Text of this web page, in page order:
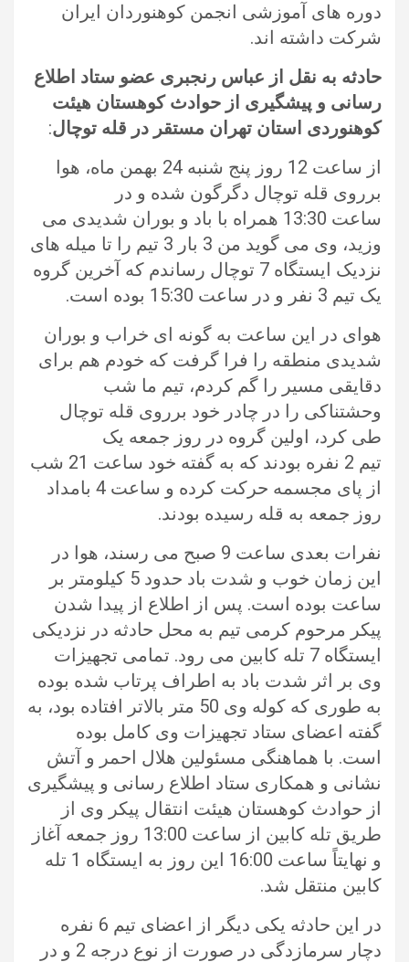
دوره های آموزشی انجمن کوهنوردان ایران
شرکت داشته اند.
حادثه به نقل از عباس رنجبری عضو ستاد اطلاع
رسانی و پیشگیری از حوادث کوهستان هیئت
کوهنوردی استان تهران مستقر در قله توچال:
از ساعت 12 روز پنج شنبه 24 بهمن ماه، هوا
برروی قله توچال دگرگون شده و در
ساعت 13:30 همراه با باد و بوران شدیدی می
وزید، وی می گوید من 3 بار 3 تیم را تا میله های
نزدیک ایستگاه 7 توچال رساندم که آخرین گروه
یک تیم 3 نفر و در ساعت 15:30 بوده است.
هوای در این ساعت به گونه ای خراب و بوران
شدیدی منطقه را فرا گرفت که خودم هم برای
دقایقی مسیر را گم کردم، تیم ما شب
وحشتناکی را در چادر خود برروی قله توچال
طی کرد، اولین گروه در روز جمعه یک
تیم 2 نفره بودند که به گفته خود ساعت 21 شب
از پای مجسمه حرکت کرده و ساعت 4 بامداد
روز جمعه به قله رسیده بودند.
نفرات بعدی ساعت 9 صبح می رسند، هوا در
این زمان خوب و شدت باد حدود 5 کیلومتر بر
ساعت بوده است. پس از اطلاع از پیدا شدن
پیکر مرحوم کرمی تیم به محل حادثه در نزدیکی
ایستگاه 7 تله کابین می رود. تمامی تجهیزات
وی بر اثر شدت باد به اطراف پرتاب شده بوده
به طوری که کوله وی 50 متر بالاتر افتاده بود، به
گفته اعضای ستاد تجهیزات وی کامل بوده
است. با هماهنگی مسئولین هلال احمر و آتش
نشانی و همکاری ستاد اطلاع رسانی و پیشگیری
از حوادث کوهستان هیئت انتقال پیکر وی از
طریق تله کابین از ساعت 13:00 روز جمعه آغاز
و نهایتاً ساعت 16:00 این روز به ایستگاه 1 تله
کابین منتقل شد.
در این حادثه یکی دیگر از اعضای تیم 6 نفره
دچار سرمازدگی در صورت از نوع درجه 2 و در